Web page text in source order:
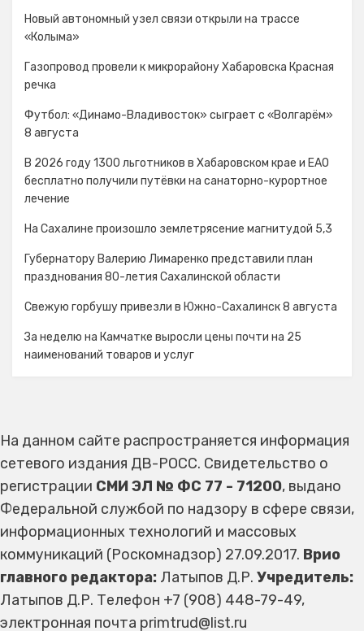
Новый автономный узел связи открыли на трассе
«Колыма»
Газопровод провели к микрорайону Хабаровска Красная
речка
Футбол: «Динамо-Владивосток» сыграет с «Волгарём»
8 августа
В 2026 году 1300 льготников в Хабаровском крае и ЕАО
бесплатно получили путёвки на санаторно-курортное
лечение
На Сахалине произошло землетрясение магнитудой 5,3
Губернатору Валерию Лимаренко представили план
празднования 80-летия Сахалинской области
Свежую горбушу привезли в Южно-Сахалинск 8 августа
За неделю на Камчатке выросли цены почти на 25
наименований товаров и услуг
На данном сайте распространяется информация
сетевого издания ДВ-РОСС. Свидетельство о
регистрации СМИ ЭЛ № ФС 77 - 71200, выдано
Федеральной службой по надзору в сфере связи,
информационных технологий и массовых
коммуникаций (Роскомнадзор) 27.09.2017. Врио
главного редактора: Латыпов Д.Р. Учредитель:
Латыпов Д.Р. Телефон +7 (908) 448-79-49,
электронная почта primtrud@list.ru